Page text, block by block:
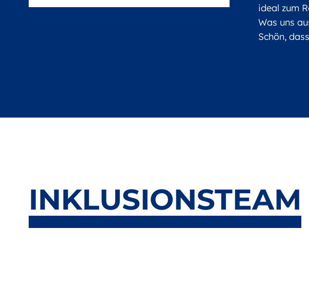
ideal zum
Was uns
Schön,
INKLUSIONSTEAM